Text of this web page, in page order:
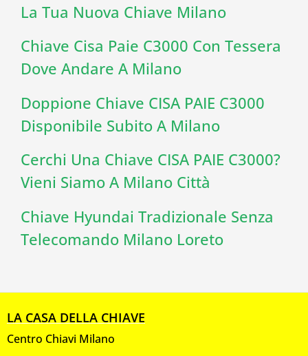
La Tua Nuova Chiave Milano
Chiave Cisa Paie C3000 Con Tessera
Dove Andare A Milano
Doppione Chiave CISA PAIE C3000
Disponibile Subito A Milano
Cerchi Una Chiave CISA PAIE C3000?
Vieni Siamo A Milano Città
Chiave Hyundai Tradizionale Senza
Telecomando Milano Loreto
LA CASA DELLA CHIAVE
Centro Chiavi Milano